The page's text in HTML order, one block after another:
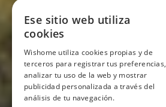
Ese sitio web utiliza
cookies
Wishome utiliza cookies propias y de
terceros para registrar tus preferencias,
analizar tu uso de la web y mostrar
publicidad personalizada a través del
análisis de tu navegación.